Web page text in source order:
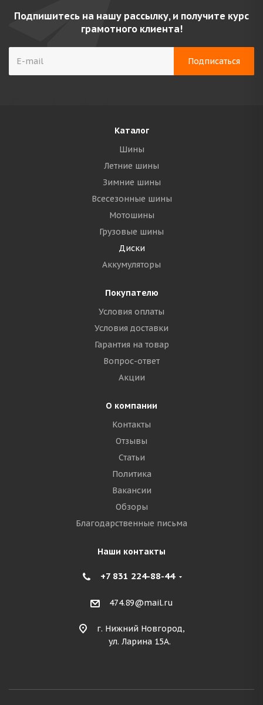
Подпишитесь на нашу рассылку, и получите курс
грамотного клиента!
Каталог
Шины
Летние шины
Зимние шины
Всесезонные шины
Мотошины
Грузовые шины
Диски
Аккумуляторы
Покупателю
Условия оплаты
Условия доставки
Гарантия на товар
Вопрос-ответ
Акции
О компании
Контакты
Отзывы
Статьи
Политика
Вакансии
Обзоры
Благодарственные письма
Наши контакты
+7 831 224-88-44
474.89@mail.ru
г. Нижний Новгород,
ул. Ларина 15А.